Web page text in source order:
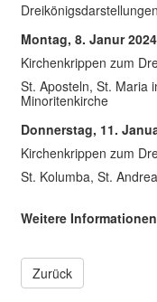
Montag, 8. Janur
Kirchenkrippen zum
St. Aposteln, St. Maria
Minoritenkirche
Donnerstag, 11.
Kirchenkrippen zum
St. Kolumba, St.
Weitere
Zurück